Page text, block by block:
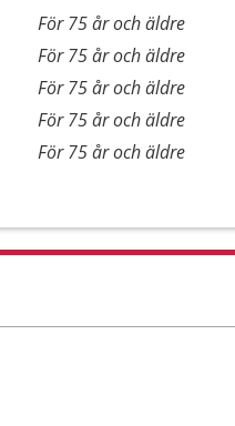
För 75 år och äldre
För 75 år och äldre
För 75 år och äldre
För 75 år och äldre
För 75 år och äldre